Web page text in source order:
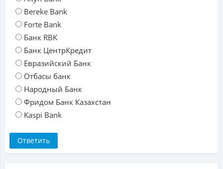
Bereke Bank
Forte Bank
Банк RBK
Банк ЦентрКредит
Евразийский Банк
Отбасы банк
Народный Банк
Фридом Банк Казахстан
Kaspi Bank